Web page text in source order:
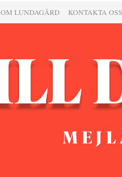
OM LUNDAGÅRD KONTAKTA OSS